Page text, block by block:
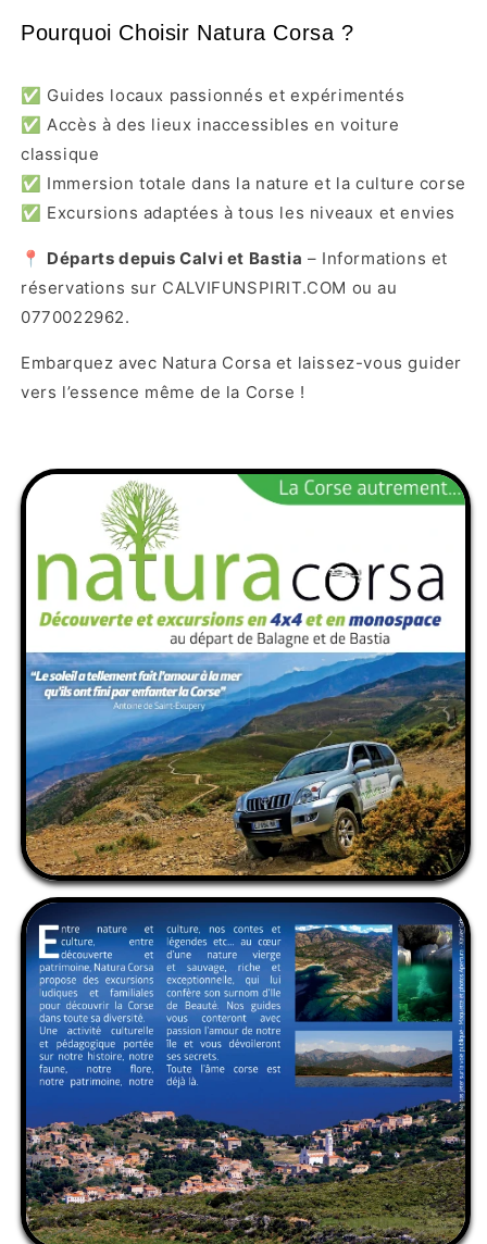
Pourquoi Choisir Natura Corsa ?
✅ Guides locaux passionnés et expérimentés
✅ Accès à des lieux inaccessibles en voiture
classique
✅ Immersion totale dans la nature et la culture corse
✅ Excursions adaptées à tous les niveaux et envies
📍 Départs depuis Calvi et Bastia – Informations et
réservations sur CALVIFUNSPIRIT.COM ou au
0770022962.
Embarquez avec Natura Corsa et laissez-vous guider
vers l’essence même de la Corse !